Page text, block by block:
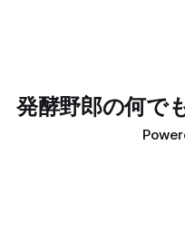
発酵野郎の何で